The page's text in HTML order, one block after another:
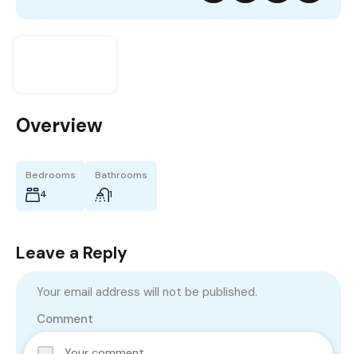
Overview
Bedrooms
4
Bathrooms
1
Leave a Reply
Your email address will not be published.
Comment